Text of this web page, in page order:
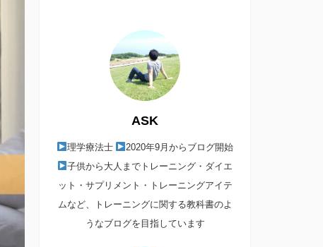
ASK
理学療法士
2020年9月からブログ開始
子供から大人までトレーニング・ダイエ
ット・サプリメント・トレーニングアイテ
ムなど、トレーニングに関する教科書のよ
うなブログを目指しています